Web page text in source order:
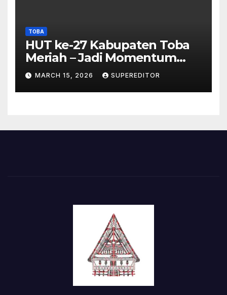
TOBA
HUT ke-27 Kabupaten Toba
Meriah – Jadi Momentum
Perkuat Sinergi
Pembangunan Kawasan
Danau Toba
MARCH 15, 2026 SUPEREDITOR